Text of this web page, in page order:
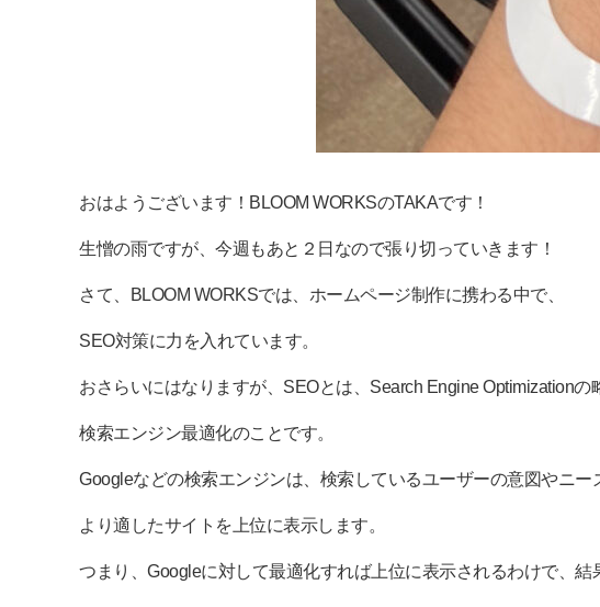
おはようございます！BLOOM WORKSのTAKAです！
生憎の雨ですが、今週もあと２日なので張り切っていきます！
さて、BLOOM WORKSでは、ホームページ制作に携わる中で、
SEO対策に力を入れています。
おさらいにはなりますが、SEOとは、Search Engine Optimizationの
検索エンジン最適化のことです。
Googleなどの検索エンジンは、検索しているユーザーの意図やニー
より適したサイトを上位に表示します。
つまり、Googleに対して最適化すれば上位に表示されるわけで、結